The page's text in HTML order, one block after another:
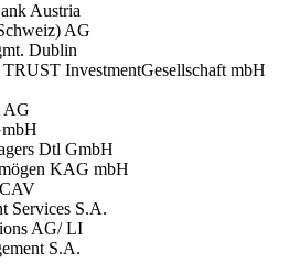
Austria
AG
Dublin
InvestmentGesellschaft mbH
AG
Dtl GmbH
KAG mbH
Services S.A.
AG/ LI
S.A.